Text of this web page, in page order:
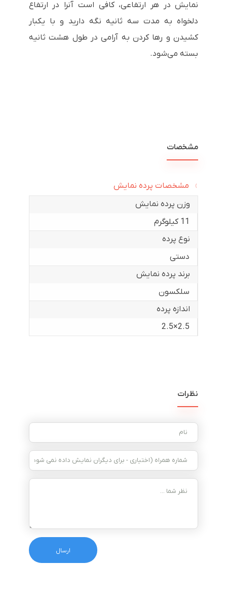
نمایش در هر ارتفاعی، کافی است آنرا در ارتفاع
دلخواه به مدت سه ثانیه نگه دارید و با یکبار
کشیدن و رها کردن به آرامی در طول هشت ثانیه
بسته می‌شود.
مشخصات
مشخصات پرده نمایش
وزن پرده نمایش
11 کیلوگرم
نوع پرده
دستی
برند پرده نمایش
سلکسون
اندازه پرده
2.5×2.5
نظرات